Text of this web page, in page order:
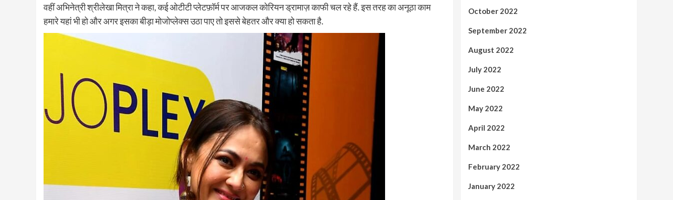
वहीं अभिनेत्री श्रीलेखा मित्रा ने कहा, कई ओटीटी प्लेटफ़ॉर्म पर आजकल कोरियन ड्रामाज़ काफी चल रहे हैं. इस तरह का अनूठा काम
हमारे यहां भी हो और अगर इसका बीड़ा मोजोप्लेक्स उठा पाए तो इससे बेहतर और क्या हो सकता है.
October 2022
September 2022
August 2022
July 2022
June 2022
May 2022
April 2022
March 2022
February 2022
January 2022